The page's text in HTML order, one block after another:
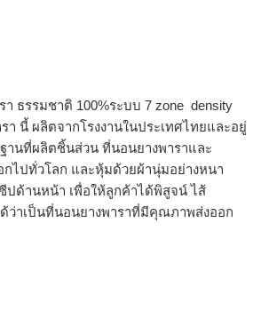
ธรรมชาติ 100%ระบบ 7 zone density
า นี้ ผลิตจากโรงงานในประเทศไทยและอยู่
านที่ผลิตชิ้นส่วน ที่นอนยางพาราและ
กไปทั่วโลก และหุ้มด้วยผ้านุ่มอย่างหนา
ปด้านหน้า เพื่อให้ลูกค้าได้พิสูจน์ ไส้
ว่าเป็นที่นอนยางพาราที่มีคุณภาพส่งออก